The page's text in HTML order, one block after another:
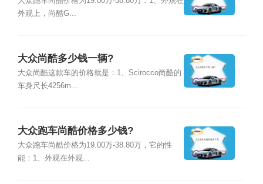
外观上，尚酷G...
大众尚酷多少钱一辆?
大众尚酷这款车的价格就是：1、Scirocco尚酷的
车身尺长4256m...
大众跑车尚酷价格多少钱?
大众跑车尚酷价格为19.00万-38.80万，它的性
能：1、外观在外观...